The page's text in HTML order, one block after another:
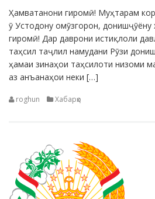
Ҳамватанони гиромӣ! Муҳтарам
ӯ Устодону омӯзгорон, донишҷӯёну
гиромӣ! Дар даврони истиқлоли
таҳсил таҷлил намудани Рӯзи
ҳамаи зинаҳои таҳсилоти низоми
аз анъанаҳои неки […]
roghun Хабарҳо